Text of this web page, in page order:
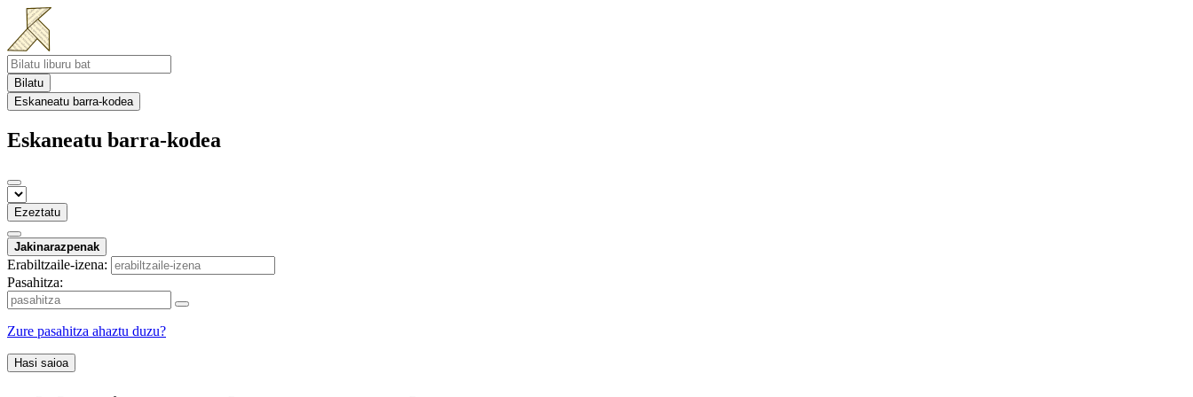
Bilatu
Eskaneatu barra-kodea
Eskaneatu barra-kodea
Ezeztatu
Jakinarazpenak
Erabiltzaile-izena:
Pasahitza:
Zure pasahitza ahaztu duzu?
Hasi saioa